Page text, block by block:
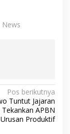
News
Pos berikutnya
Tuntut Jajaran
APBN
Produktif